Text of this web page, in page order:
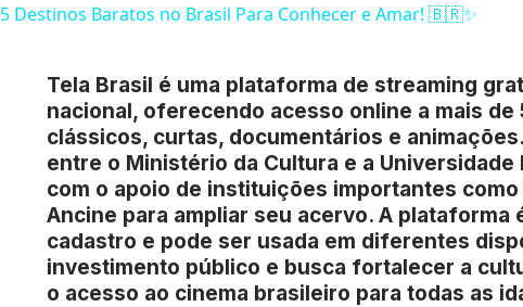
5 Destinos Baratos no Brasil Para Conhecer e Amar! 🇧🇷✨
Tela Brasil é uma plataforma de streaming
nacional, oferecendo acesso online a mais
clássicos, curtas, documentários e
entre o Ministério da Cultura e a Universidade
com o apoio de instituições importantes
Ancine para ampliar seu acervo. A plataforma
cadastro e pode ser usada em diferentes
investimento público e busca fortalecer a
o acesso ao cinema brasileiro para todas as